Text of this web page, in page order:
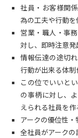
社員・お客様関
為の工夫や行動
営業・職人・事
対し、即時注意
情報伝達の途切
行動が出来る体制
この位でいいと
の事柄に対し、
えられる社員を作
アークの優位性
全社員がアーク